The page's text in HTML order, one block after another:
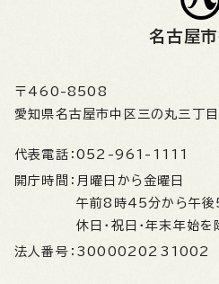
名古屋
〒460-8508
愛知県名古屋市中区三の丸三丁
代表電話： 052-961-1111
開庁時間： 月曜日から金曜日
午前8時45分から午後
休日・祝日・年末年始を
法人番号： 3000020231002